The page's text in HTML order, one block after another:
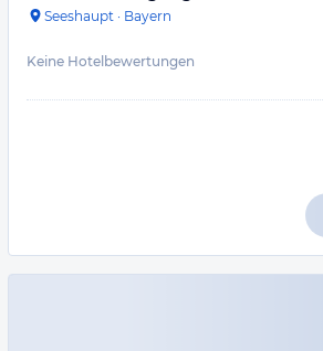
Seeshaupt · Bayern
Keine Hotelbewertungen